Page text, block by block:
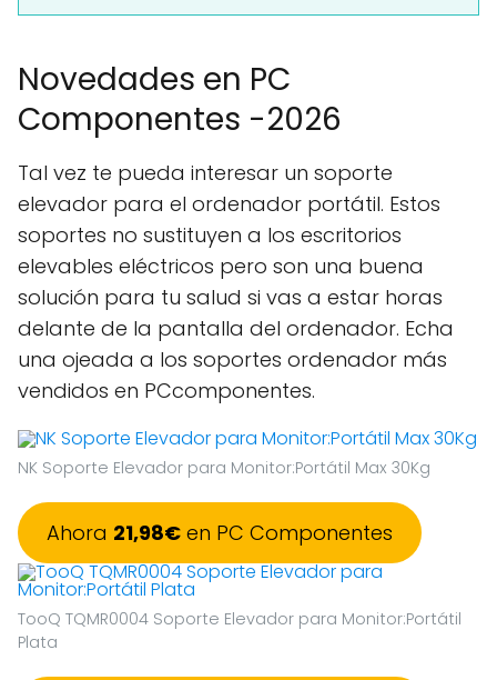
Novedades en PC
Componentes -2026
Tal vez te pueda interesar un soporte
elevador para el ordenador portátil. Estos
soportes no sustituyen a los escritorios
elevables eléctricos pero son una buena
solución para tu salud si vas a estar horas
delante de la pantalla del ordenador. Echa
una ojeada a los soportes ordenador más
vendidos en PCcomponentes.
NK Soporte Elevador para Monitor:Portátil Max 30Kg
Ahora 21,98€en PC Componentes
TooQ TQMR0004 Soporte Elevador para Monitor:Portátil
Plata